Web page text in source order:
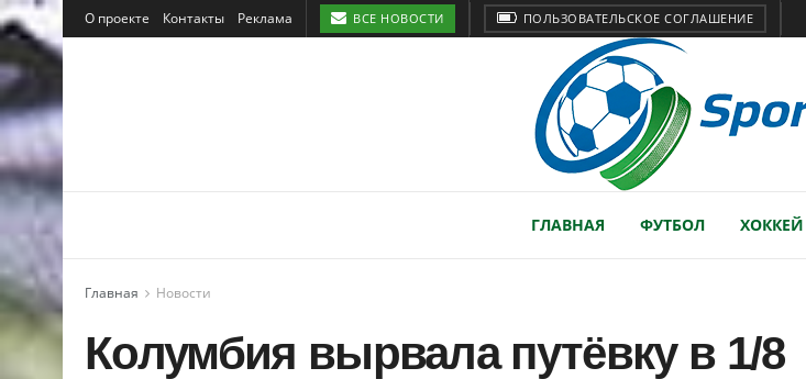
О проекте Контакты Реклама ВСЕ НОВОСТИ ПОЛЬЗОВАТЕЛЬСКОЕ СОГЛАШЕНИЕ
ГЛАВНАЯ ФУТБОЛ ХОККЕЙ
Главная Новости
Колумбия вырвала путёвку в 1/8